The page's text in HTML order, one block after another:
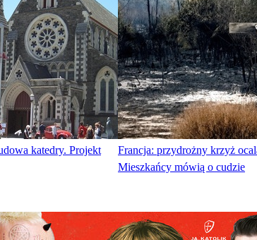
katedry. Projekt
Francja: przydrożny krzyż
Mieszkańcy mówią o cudzie